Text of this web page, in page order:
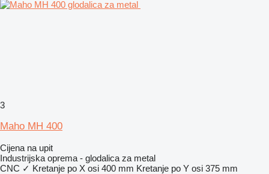
3
Maho MH 400
Cijena na upit
Industrijska oprema - glodalica za metal
CNC ✓ Kretanje po X osi 400 mm Kretanje po Y osi 375 mm